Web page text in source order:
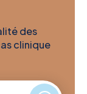
des
clinique